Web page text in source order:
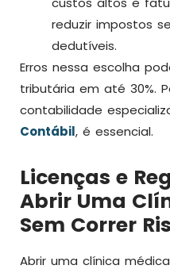
reduzir impostos
dedutíveis.
Erros nessa escolha
tributária em até 30%.
contabilidade
Contábil, é essencial.
Licenças e
Abrir Uma
Sem Correr
Abrir uma clínica